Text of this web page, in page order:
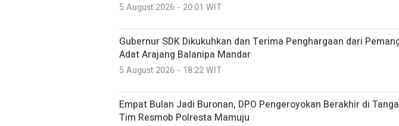
5 August 2026 - 20:01 WIT
Gubernur SDK Dikukuhkan dan Terima Penghargaan dari
Adat Arajang Balanipa Mandar
5 August 2026 - 18:22 WIT
Empat Bulan Jadi Buronan, DPO Pengeroyokan Berakhir di
Tim Resmob Polresta Mamuju